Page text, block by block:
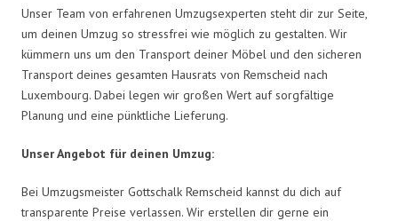
Unser Team von erfahrenen Umzugsexperten steht dir zur Seite,
um deinen Umzug so stressfrei wie möglich zu gestalten. Wir
kümmern uns um den Transport deiner Möbel und den sicheren
Transport deines gesamten Hausrats von Remscheid nach
Luxembourg. Dabei legen wir großen Wert auf sorgfältige
Planung und eine pünktliche Lieferung.
Unser Angebot für deinen Umzug:
Bei Umzugsmeister Gottschalk Remscheid kannst du dich auf
transparente Preise verlassen. Wir erstellen dir gerne ein